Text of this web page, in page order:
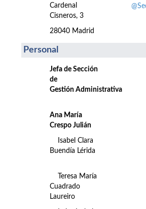
Cardenal
Cisneros, 3
28040 Madrid
Personal
Jefa de Sección
de
Gestión Administrativa
Ana María
Crespo Julián
Isabel Clara
Buendía Lérida
Teresa María
Cuadrado
Laureiro